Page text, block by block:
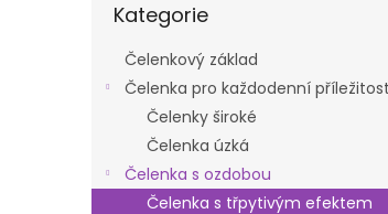
a
kategorie
Kategorie
Čelenkový základ
Čelenka pro každodenní příležitost
Čelenky široké
Čelenka úzká
Čelenka s ozdobou
Čelenka s třpytivým efektem